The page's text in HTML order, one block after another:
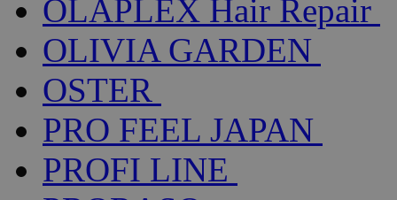
OLAPLEX Hair Repair
OLIVIA GARDEN
OSTER
PRO FEEL JAPAN
PROFI LINE